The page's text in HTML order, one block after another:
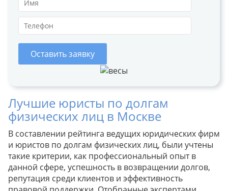
Оставить заявку
Лучшие юристы по долгам
физических лиц в Москве
В составлении рейтинга ведущих юридических фирм
и юристов по долгам физических лиц, были учтены
такие критерии, как профессиональный опыт в
данной сфере, успешность в возвращении долгов,
репутация среди клиентов и эффективность